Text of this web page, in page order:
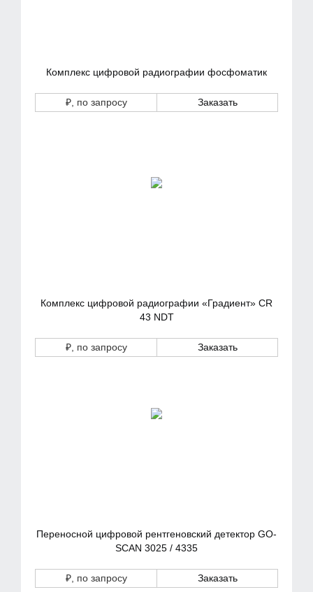
Комплекс цифровой радиографии фосфоматик
₽, по запросу Заказать
Комплекс цифровой радиографии «Градиент» CR
43 NDT
₽, по запросу Заказать
Переносной цифровой рентгеновский детектор GO-
SCAN 3025 / 4335
₽, по запросу Заказать